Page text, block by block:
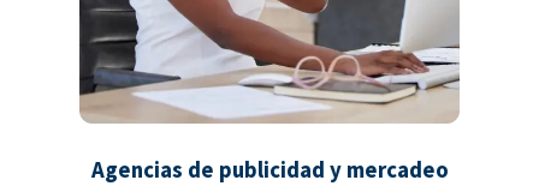
Agencias de publicidad y mercadeo